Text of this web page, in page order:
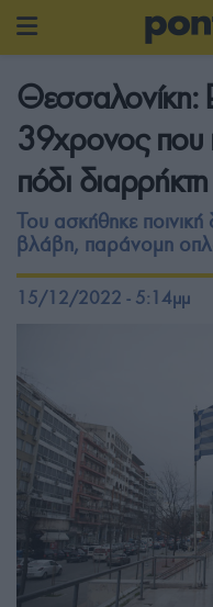
Θεσσαλονίκη:
39χρονος που
πόδι διαρρήκτη
Του ασκήθηκε ποινική
βλάβη, παράνομη
15/12/2022 - 5:14μμ